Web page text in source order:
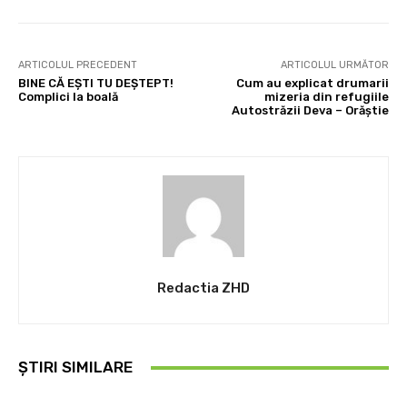
ARTICOLUL PRECEDENT
BINE CĂ EȘTI TU DEȘTEPT!
Complici la boală
ARTICOLUL URMĂTOR
Cum au explicat drumarii
mizeria din refugiile
Autostrăzii Deva – Orăștie
Redactia ZHD
ȘTIRI SIMILARE